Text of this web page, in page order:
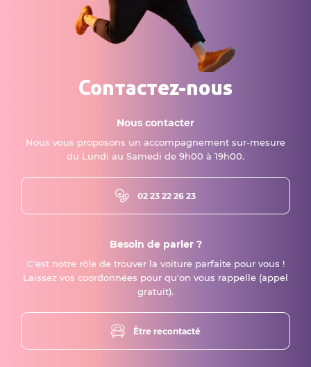
Contactez-nous
Nous contacter
Nous vous proposons un accompagnement sur-mesure
du Lundi au Samedi de 9h00 à 19h00.
02 23 22 26 23
Besoin de parler ?
C'est notre rôle de trouver la voiture parfaite pour vous !
Laissez vos coordonnées pour qu'on vous rappelle (appel
gratuit).
Être recontacté